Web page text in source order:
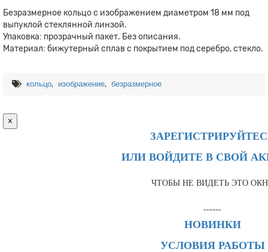
Безразмерное кольцо с изображением диаметром 18 мм под
выпуклой стеклянной линзой.
Упаковка: прозрачный пакет. Без описания.
Материал: бижутерный сплав с покрытием под серебро, стекло.
кольцо, изображение, безразмерное
×
ИЛИ ВОЙДИТЕ В СВОЙ
ЧТОБЫ НЕ ВИДЕТЬ ЭТО
------
НОВИНКИ
УСЛОВИЯ РАБОТЫ